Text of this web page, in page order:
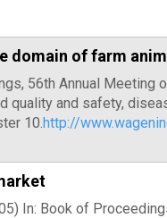
domain of farm
56th Annual
and safety,
10. http://
In: Book of